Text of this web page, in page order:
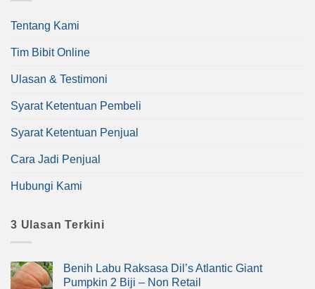
Tentang Kami
Tim Bibit Online
Ulasan & Testimoni
Syarat Ketentuan Pembeli
Syarat Ketentuan Penjual
Cara Jadi Penjual
Hubungi Kami
3 Ulasan Terkini
Benih Labu Raksasa Dil’s Atlantic Giant
Pumpkin 2 Biji – Non Retail